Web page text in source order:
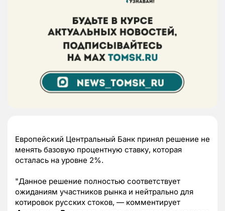
Европейский Центральный Банк принял решение не
менять базовую процентную ставку, которая
осталась на уровне 2%.
"Данное решение полностью соответствует
ожиданиям участников рынка и нейтрально для
котировок русских стоков, — комментирует